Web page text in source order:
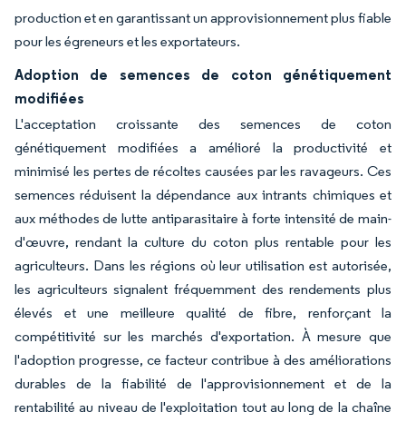
production et en garantissant un approvisionnement plus fiable
pour les égreneurs et les exportateurs.
Adoption de semences de coton génétiquement
modifiées
L'acceptation croissante des semences de coton
génétiquement modifiées a amélioré la productivité et
minimisé les pertes de récoltes causées par les ravageurs. Ces
semences réduisent la dépendance aux intrants chimiques et
aux méthodes de lutte antiparasitaire à forte intensité de main-
d'œuvre, rendant la culture du coton plus rentable pour les
agriculteurs. Dans les régions où leur utilisation est autorisée,
les agriculteurs signalent fréquemment des rendements plus
élevés et une meilleure qualité de fibre, renforçant la
compétitivité sur les marchés d'exportation. À mesure que
l'adoption progresse, ce facteur contribue à des améliorations
durables de la fiabilité de l'approvisionnement et de la
rentabilité au niveau de l'exploitation tout au long de la chaîne